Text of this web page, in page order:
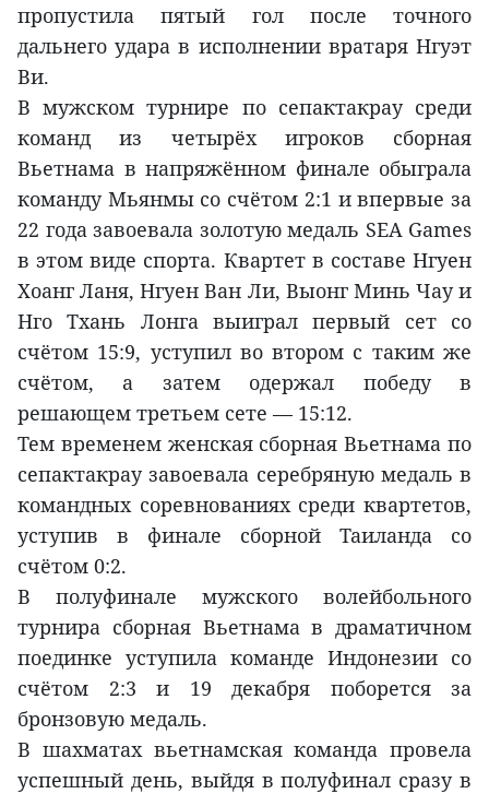
пропустила пятый гол после точного
дальнего удара в исполнении вратаря Нгуэт
Ви.
В мужском турнире по сепактакрау среди
команд из четырёх игроков сборная
Вьетнама в напряжённом финале обыграла
команду Мьянмы со счётом 2:1 и впервые за
22 года завоевала золотую медаль SEA Games
в этом виде спорта. Квартет в составе Нгуен
Хоанг Ланя, Нгуен Ван Ли, Выонг Минь Чау и
Нго Тхань Лонга выиграл первый сет со
счётом 15:9, уступил во втором с таким же
счётом, а затем одержал победу в
решающем третьем сете — 15:12.
Тем временем женская сборная Вьетнама по
сепактакрау завоевала серебряную медаль в
командных соревнованиях среди квартетов,
уступив в финале сборной Таиланда со
счётом 0:2.
В полуфинале мужского волейбольного
турнира сборная Вьетнама в драматичном
поединке уступила команде Индонезии со
счётом 2:3 и 19 декабря поборется за
бронзовую медаль.
В шахматах вьетнамская команда провела
успешный день, выйдя в полуфинал сразу в